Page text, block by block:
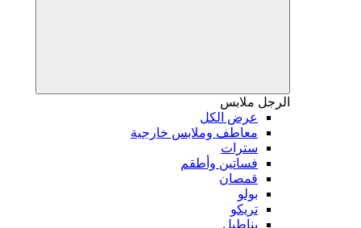
الرجل ملابس
عرض الكل
معاطف وملابس خارجية
سترات
فساتين وأطقم
قمصان
بولو
تريكو
بناطيل